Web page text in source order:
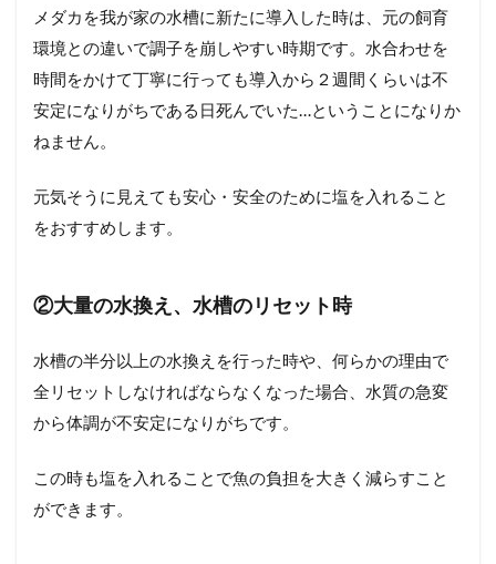
メダカを我が家の水槽に新たに導入した時は、元の飼育
環境との違いで調子を崩しやすい時期です。水合わせを
時間をかけて丁寧に行っても導入から２週間くらいは不
安定になりがちである日死んでいた…ということになりか
ねません。
元気そうに見えても安心・安全のために塩を入れること
をおすすめします。
②大量の水換え、水槽のリセット時
水槽の半分以上の水換えを行った時や、何らかの理由で
全リセットしなければならなくなった場合、水質の急変
から体調が不安定になりがちです。
この時も塩を入れることで魚の負担を大きく減らすこと
ができます。